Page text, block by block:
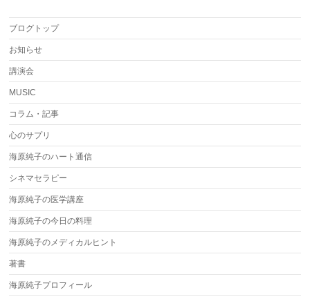
ブログトップ
お知らせ
講演会
MUSIC
コラム・記事
心のサプリ
海原純子のハート通信
シネマセラピー
海原純子の医学講座
海原純子の今日の料理
海原純子のメディカルヒント
著書
海原純子プロフィール